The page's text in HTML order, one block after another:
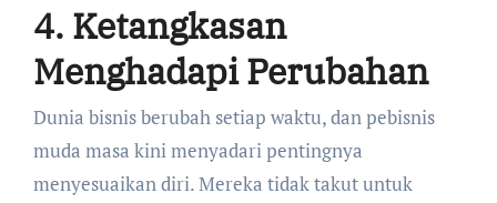
4. Ketangkasan
Menghadapi Perubahan
Dunia bisnis berubah setiap waktu, dan pebisnis
muda masa kini menyadari pentingnya
menyesuaikan diri. Mereka tidak takut untuk